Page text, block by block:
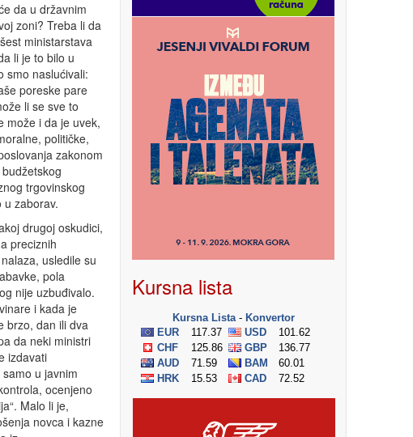
da u državnim
zoni? Treba li da
ministarstava
li je to bilo u
smo naslućivali:
poreske pare
li se sve to
može i da je uvek,
političke,
zakonom
trgovinskog
zaborav.
drugoj oskudici,
preciznih
usledile su
pola
nije uzbuđivalo.
i kada je
brzo, dan ili dva
da neki ministri
izdavati
u javnim
ocenjeno
Malo li je,
novca i kazne
Kursna lista